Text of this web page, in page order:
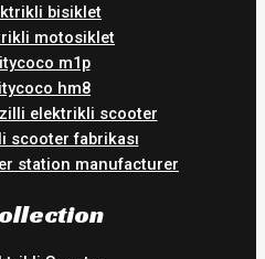
bisiklet
motosiklet
m1p
hm8
elektrikli scooter
scooter fabrikası
station manufacturer